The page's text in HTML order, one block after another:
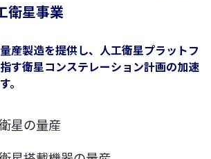
衛星事業
産製造を提供し、人工衛星プラットフ
す衛星コンステレーション計画の加速
。
星の量産